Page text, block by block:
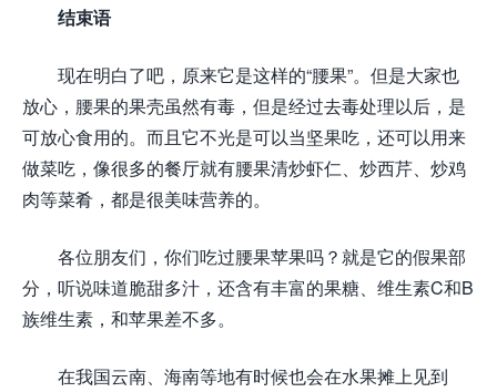
结束语
现在明白了吧，原来它是这样的“腰果”。但是大家也
放心，腰果的果壳虽然有毒，但是经过去毒处理以后，是
可放心食用的。而且它不光是可以当坚果吃，还可以用来
做菜吃，像很多的餐厅就有腰果清炒虾仁、炒西芹、炒鸡
肉等菜肴，都是很美味营养的。
各位朋友们，你们吃过腰果苹果吗？就是它的假果部
分，听说味道脆甜多汁，还含有丰富的果糖、维生素C和B
族维生素，和苹果差不多。
在我国云南、海南等地有时候也会在水果摊上见到